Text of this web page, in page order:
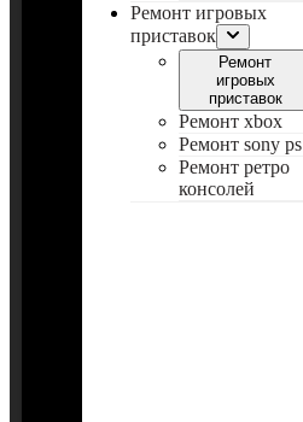
Ремонт игровых
приставок
Ремонт
игровых
приставок
Ремонт xbox
Ремонт sony ps
Ремонт ретро
консолей